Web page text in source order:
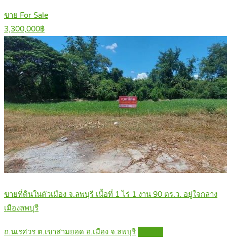
ขาย For Sale
3,300,000฿
ขายที่ดินในตัวเมือง จ.ลพบุรี เนื้อที่ 1 ไร่ 1 งาน 90 ตร.ว. อยู่ใจกลาง
เมืองลพบุรี
ถ.นเรศวร ต.เขาสามยอด อ.เมือง จ.ลพบุรี